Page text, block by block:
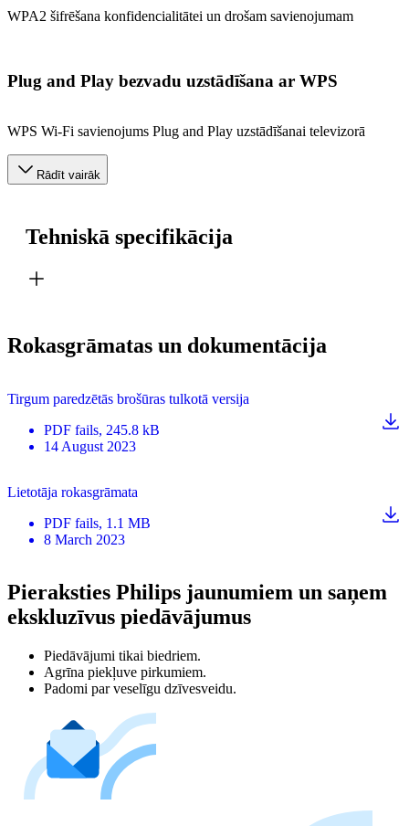
WPA2 šifrēšana konfidencialitātei un drošam savienojumam
Plug and Play bezvadu uzstādīšana ar WPS
WPS Wi-Fi savienojums Plug and Play uzstādīšanai televizorā
Rādīt vairāk
Tehniskā specifikācija
Rokasgrāmatas un dokumentācija
Tirgum paredzētās brošūras tulkotā versija
PDF fails, 245.8 kB
14 August 2023
Lietotāja rokasgrāmata
PDF fails, 1.1 MB
8 March 2023
Pieraksties Philips jaunumiem un saņem
ekskluzīvus piedāvājumus
Piedāvājumi tikai biedriem.
Agrīna piekļuve pirkumiem.
Padomi par veselīgu dzīvesveidu.